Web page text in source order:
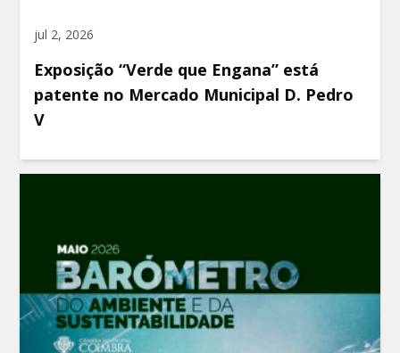
jul 2, 2026
Exposição “Verde que Engana” está
patente no Mercado Municipal D. Pedro
V